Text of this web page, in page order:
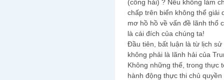
(công hải) ? Nếu không làm
chấp trên biển không thể
mơ hồ hồ về vấn đề lãnh thổ
là cái đích của chúng ta!
Đầu tiên, bất luận là từ lịch
không phải là lãnh hải của
Không những thế, trong thực
hành động thực thi chủ